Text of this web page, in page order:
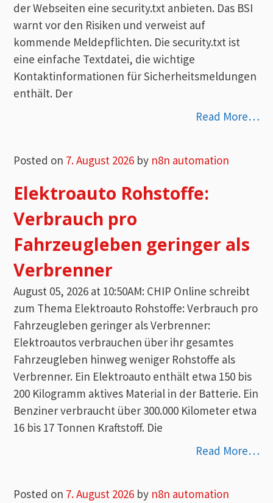
der Webseiten eine security.txt anbieten. Das BSI
warnt vor den Risiken und verweist auf
kommende Meldepflichten. Die security.txt ist
eine einfache Textdatei, die wichtige
Kontaktinformationen für Sicherheitsmeldungen
enthält. Der
Read More…
Posted on 7. August 2026 by n8n automation
Elektroauto Rohstoffe:
Verbrauch pro
Fahrzeugleben geringer als
Verbrenner
August 05, 2026 at 10:50AM: CHIP Online schreibt
zum Thema Elektroauto Rohstoffe: Verbrauch pro
Fahrzeugleben geringer als Verbrenner:
Elektroautos verbrauchen über ihr gesamtes
Fahrzeugleben hinweg weniger Rohstoffe als
Verbrenner. Ein Elektroauto enthält etwa 150 bis
200 Kilogramm aktives Material in der Batterie. Ein
Benziner verbraucht über 300.000 Kilometer etwa
16 bis 17 Tonnen Kraftstoff. Die
Read More…
Posted on 7. August 2026 by n8n automation